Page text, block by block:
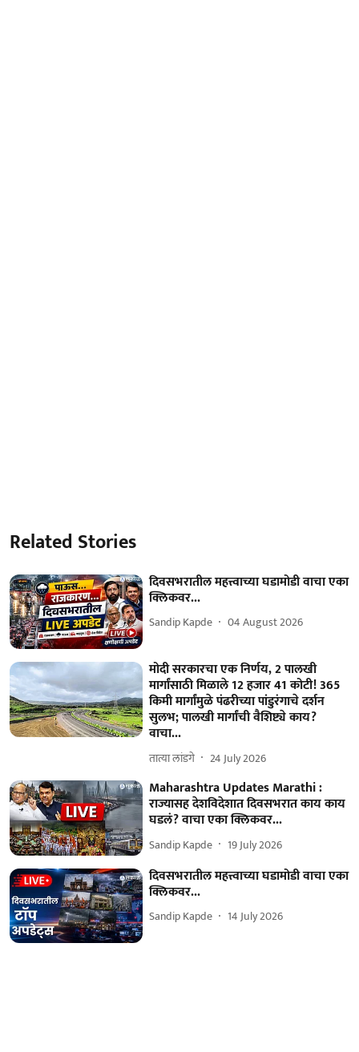
Related Stories
दिवसभरातील महत्त्वाच्या घडामोडी वाचा एका
क्लिकवर...
Sandip Kapde 04 August 2026
मोदी सरकारचा एक निर्णय, 2 पालखी
मार्गांसाठी मिळाले 12 हजार 41 कोटी! 365
किमी मार्गांमुळे पंढरीच्या पांडुरंगाचे दर्शन
सुलभ; पालखी मार्गांची वैशिष्ट्ये काय?
वाचा...
तात्या लांडगे 24 July 2026
Maharashtra Updates Marathi :
राज्यासह देशविदेशात दिवसभरात काय काय
घडलं? वाचा एका क्लिकवर...
Sandip Kapde 19 July 2026
दिवसभरातील महत्त्वाच्या घडामोडी वाचा एका
क्लिकवर...
Sandip Kapde 14 July 2026